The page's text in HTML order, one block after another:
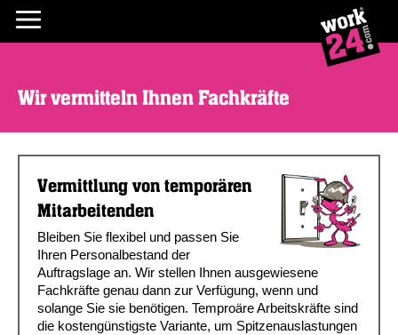
Wir vermitteln Ihnen Fachkräfte
Vermittlung von temporären
Mitarbeitenden
Bleiben Sie flexibel und passen Sie
Ihren Personalbestand der
Auftragslage an. Wir stellen Ihnen ausgewiesene
Fachkräfte genau dann zur Verfügung, wenn und
solange Sie sie benötigen. Temproäre Arbeitskräfte sind
die kostengünstigste Variante, um Spitzenauslastungen